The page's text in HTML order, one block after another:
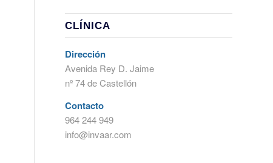
CLÍNICA
Dirección
Avenida Rey D. Jaime
nº 74 de Castellón
Contacto
964 244 949
info@invaar.com